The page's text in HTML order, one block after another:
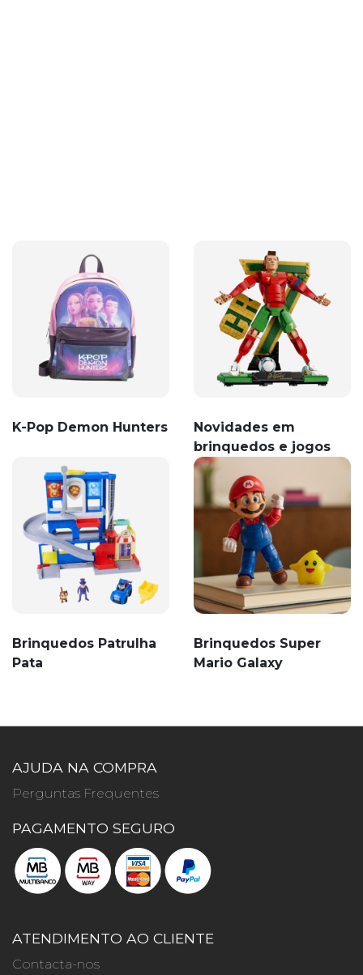
K-Pop Demon Hunters
Novidades em
brinquedos e jogos
Brinquedos Patrulha
Pata
Brinquedos Super
Mario Galaxy
AJUDA NA COMPRA
Perguntas Frequentes
PAGAMENTO SEGURO
ATENDIMENTO AO CLIENTE
Contacta-nos